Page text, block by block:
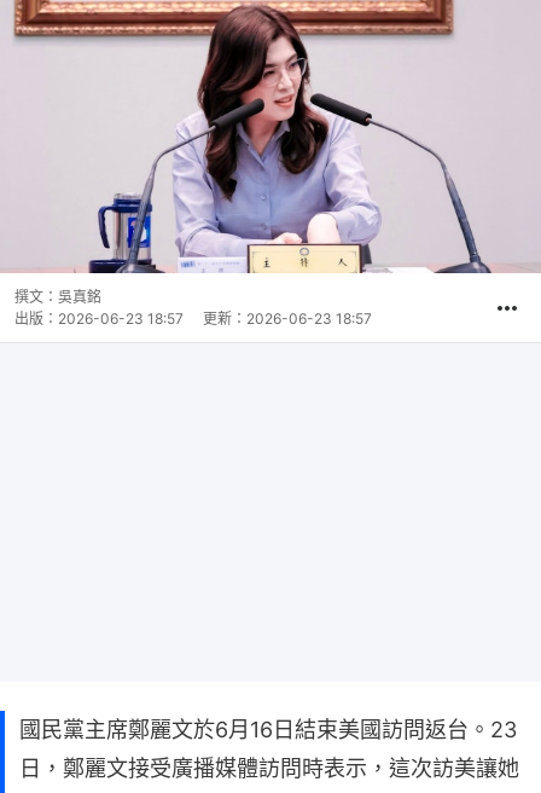
撰文： 吳真銘
出版： 2026-06-23 18:57 更新： 2026-06-23 18:57
國民黨主席鄭麗文於6月16日結束美國訪問返台。23
日，鄭麗文接受廣播媒體訪問時表示，這次訪美讓她